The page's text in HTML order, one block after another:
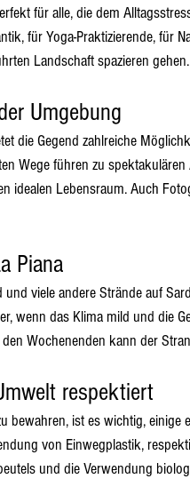
für alle, die dem
für Yoga-Praktizierende, für
Landschaft spazieren gehen.
Umgebung
die Gegend zahlreiche
Wege führen zu
idealen Lebensraum. Auch
Piana
und viele andere Strände auf
wenn das Klima mild und die
Wochenenden kann der
respektiert
bewahren, ist es wichtig,
von Einwegplastik,
und die Verwendung